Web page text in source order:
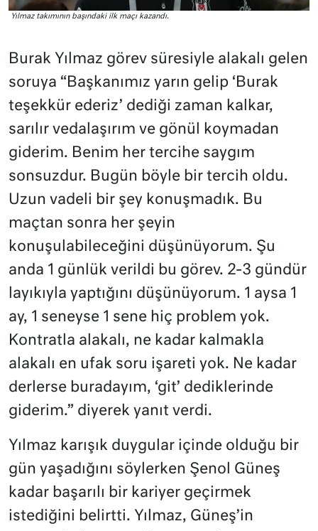
Yılmaz takımının başındaki ilk maçı kazandı.
Burak Yılmaz görev süresiyle alakalı gelen
soruya “Başkanımız yarın gelip ‘Burak
teşekkür ederiz’ dediği zaman kalkar,
sarılır vedalaşırım ve gönül koymadan
giderim. Benim her tercihe saygım
sonsuzdur. Bugün böyle bir tercih oldu.
Uzun vadeli bir şey konuşmadık. Bu
maçtan sonra her şeyin
konuşulabileceğini düşünüyorum. Şu
anda 1 günlük verildi bu görev. 2-3 gündür
layıkıyla yaptığını düşünüyorum. 1 aysa 1
ay, 1 seneyse 1 sene hiç problem yok.
Kontratla alakalı, ne kadar kalmakla
alakalı en ufak soru işareti yok. Ne kadar
derlerse buradayım, ‘git’ dediklerinde
giderim.” diyerek yanıt verdi.
Yılmaz karışık duygular içinde olduğu bir
gün yaşadığını söylerken Şenol Güneş
kadar başarılı bir kariyer geçirmek
istediğini belirtti. Yılmaz, Güneş’in